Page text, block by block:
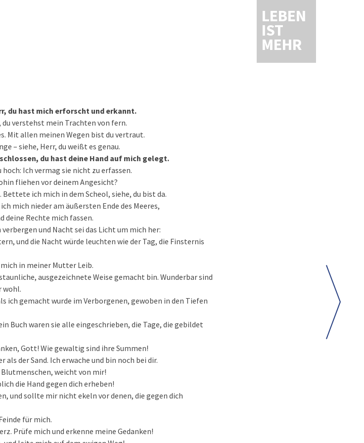
LEBEN
IST
MEHR
du hast mich erforscht und erkannt.
verstehst mein Trachten von fern.
Mit allen meinen Wegen bist du vertraut.
– siehe, Herr, du weißt es genau.
du hast deine Hand auf mich gelegt.
Ich vermag sie nicht zu erfassen.
fliehen vor deinem Angesicht?
ich mich in dem Scheol, siehe, du bist da.
mich nieder am äußersten Ende des Meeres,
deine Rechte mich fassen.
und Nacht sei das Licht um mich her:
und die Nacht würde leuchten wie der Tag, die Finsternis
in meiner Mutter Leib.
ausgezeichnete Weise gemacht bin. Wunderbar sind
wohl.
ich gemacht wurde im Verborgenen, gewoben in den Tiefen
Buch waren sie alle eingeschrieben, die Tage, die gebildet
Gott! Wie gewaltig sind ihre Summen!
der Sand. Ich erwache und bin noch bei dir.
weicht von mir!
die Hand gegen dich erheben!
und sollte mir nicht ekeln vor denen, die gegen dich
für mich.
Prüfe mich und erkenne meine Gedanken!